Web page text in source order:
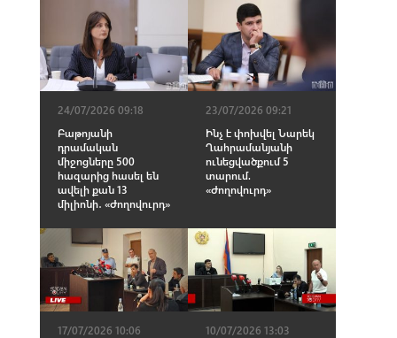
24/07/2026 09:18
Բաթոյանի
դրամական
միջոցները 500
հազարից հասել են
ավելի քան 13
միլիոնի․ «Ժողովուրդ»
23/07/2026 09:21
Ինչ է փոխվել Նարեկ
Ղահրամանյանի
ունեցվածքում 5
տարում.
«Ժողովուրդ»
17/07/2026 10:06
10/07/2026 13:03